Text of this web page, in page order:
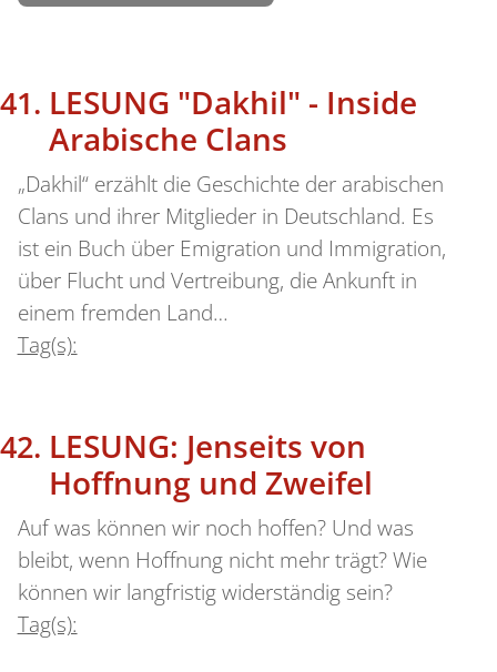
LESUNG "Dakhil" - Inside
Arabische Clans
„Dakhil“ erzählt die Geschichte der arabischen
Clans und ihrer Mitglieder in Deutschland. Es
ist ein Buch über Emigration und Immigration,
über Flucht und Vertreibung, die Ankunft in
einem fremden Land…
Tag(s):
LESUNG: Jenseits von
Hoffnung und Zweifel
Auf was können wir noch hoffen? Und was
bleibt, wenn Hoffnung nicht mehr trägt? Wie
können wir langfristig widerständig sein?
Tag(s):